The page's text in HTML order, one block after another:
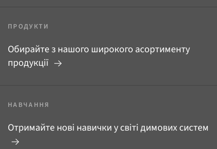
ПРОДУКТИ
Обирайте з нашого широкого асортименту
продукції
НАВЧАННЯ
Отримайте нові навички у світі димових систем